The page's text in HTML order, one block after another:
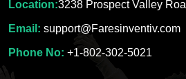
Location:3238 Prospect Valley
Email: support@Faresinventiv.com
Phone No: +1-802-302-5021